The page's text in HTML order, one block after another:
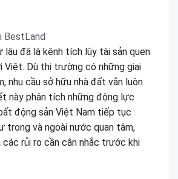
BestLand
lâu đã là kênh tích lũy tài sản quen
Việt. Dù thị trường có những giai
nhu cầu sở hữu nhà đất vẫn luôn
này phân tích những động lực
động sản Việt Nam tiếp tục
trong và ngoài nước quan tâm,
rủi ro cần cân nhắc trước khi